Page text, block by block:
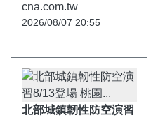
cna.com.tw
2026/08/07 20:55
北部城鎮韌性防空演習